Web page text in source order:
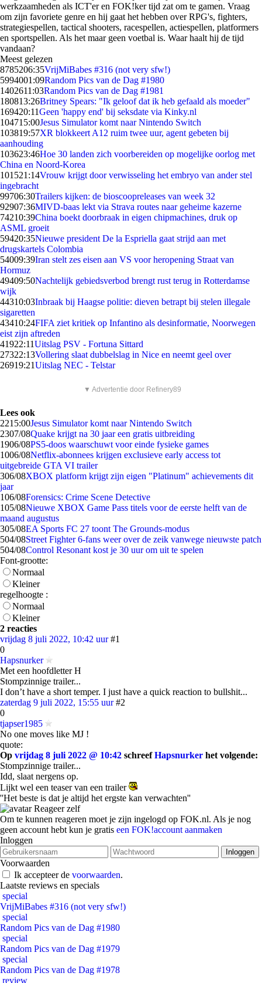
werkzaamheden als ICT'er en FOK!ker tijd zat om te gamen. Vraag
om zijn favoriete genre en hij gaat het hebben over RPG's, fighters,
strategiespellen, tactical shooters, racespellen, actiespellen, platformers
en sportspellen. Als het maar geen voetbal is. Waar haalt hij de tijd
vandaan?
Meest gelezen
8785206:35VrijMiBabes #316 (not very sfw!)
5994001:09Random Pics van de Dag #1980
1402611:03Random Pics van de Dag #1981
180813:26Britney Spears: "Ik geloof dat ik heb gefaald als moeder"
169420:11Geen 'happy end' bij seksdate via Kinky.nl
104715:00Jesus Simulator komt naar Nintendo Switch
103819:57XR blokkeert A12 ruim twee uur, agent gebeten bij
aanhouding
103623:46Hoe 30 landen zich voorbereiden op mogelijke oorlog met
China en Noord-Korea
101521:14Vrouw krijgt door verwisseling het embryo van ander stel
ingebracht
99706:30Trailers kijken: de bioscoopreleases van week 32
92907:36MIVD-baas lekt via Strava routes naar geheime kazerne
74210:39China boekt doorbraak in eigen chipmachines, druk op
ASML groeit
59420:35Nieuwe president De la Espriella gaat strijd aan met
drugskartels Colombia
54009:39Iran stelt zes eisen aan VS voor heropening Straat van
Hormuz
49409:50Nachtelijk gebiedsverbod brengt rust terug in Rotterdamse
wijk
44310:03Inbraak bij Haagse politie: dieven betrapt bij stelen illegale
sigaretten
43410:24FIFA ziet kritiek op Infantino als desinformatie, Noorwegen
eist zijn aftreden
41922:11Uitslag PSV - Fortuna Sittard
27322:13Vollering slaat dubbelslag in Nice en neemt geel over
26919:21Uitslag NEC - Telstar
▼ Advertentie door Refinery89
Lees ook
2215:00Jesus Simulator komt naar Nintendo Switch
2307/08Quake krijgt na 30 jaar een gratis uitbreiding
1906/08PS5-doos waarschuwt voor einde fysieke games
1006/08Netflix-abonnees krijgen exclusieve early access tot
uitgebreide GTA VI trailer
306/08XBOX platform krijgt zijn eigen "Platinum" achievements dit
jaar
106/08Forensics: Crime Scene Detective
105/08Nieuwe XBOX Game Pass titels voor de eerste helft van de
maand augustus
305/08EA Sports FC 27 toont The Grounds-modus
504/08Street Fighter 6-fans weer over de zeik vanwege nieuwste patch
504/08Control Resonant kost je 30 uur om uit te spelen
Font-grootte:
Normaal
Kleiner
regelhoogte :
Normaal
Kleiner
2 reacties
vrijdag 8 juli 2022, 10:42 uur #1
0
Hapsnurker
Met een hoofdletter H
Stompzinnige trailer...
I don’t have a short temper. I just have a quick reaction to bullshit...
zaterdag 9 juli 2022, 15:55 uur #2
0
tjapser1985
No one moves like MJ !
quote:
Op vrijdag 8 juli 2022 @ 10:42 schreefHapsnurker het volgende:
Stompzinnige trailer...
Idd, slaat nergens op.
Lijkt wel een teaser van een trailer
''Het beste is dat je altijd het ergste kan verwachten''
Reageer zelf
Om te kunnen reageren moet je zijn ingelogd op FOK.nl. Als je nog
geen account hebt kun je gratis een FOK!account aanmaken
Inloggen
Voorwaarden
Ik accepteer de voorwaarden.
Laatste reviews en specials
special
VrijMiBabes #316 (not very sfw!)
special
Random Pics van de Dag #1980
special
Random Pics van de Dag #1979
special
Random Pics van de Dag #1978
review